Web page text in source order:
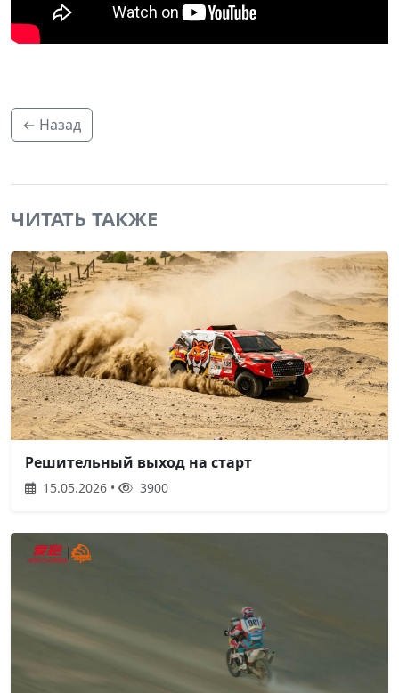
← Назад
ЧИТАТЬ ТАКЖЕ
Решительный выход на старт
15.05.2026 • 3900